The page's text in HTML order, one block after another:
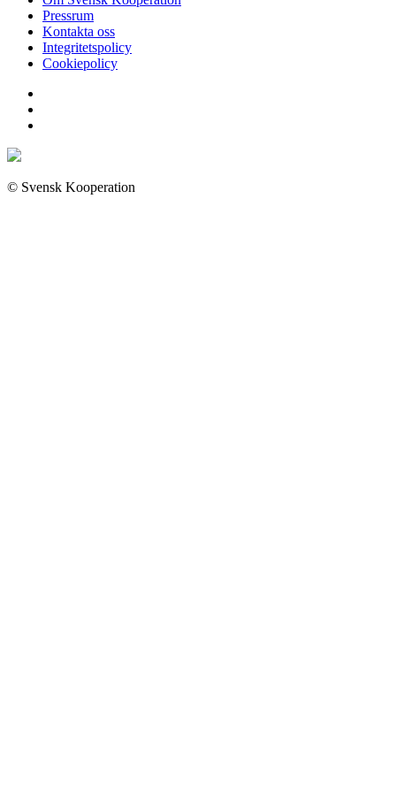
Pressrum
Kontakta oss
Integritetspolicy
Cookiepolicy
© Svensk Kooperation